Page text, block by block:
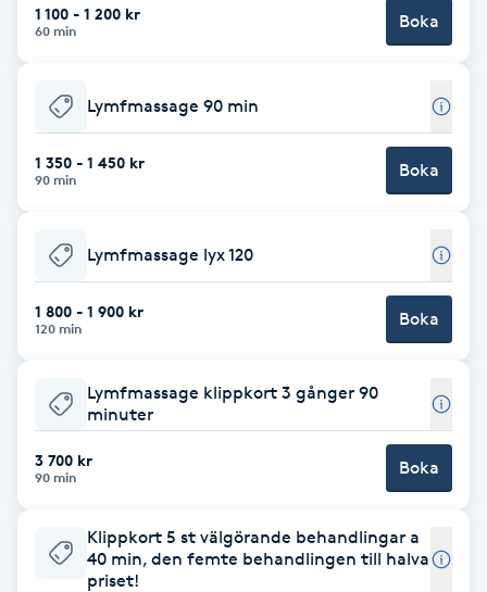
Damklippning
Dermapen
Extensions borttagning
Eyeliner-tatuering
Face framing
Faceliftmassage
1 100 - 1 200 kr
60 min Boka
Lymfmassage 90 min
1 350 - 1 450 kr
90 min Boka
Lymfmassage lyx 120
1 800 - 1 900 kr
120 min Boka
Lymfmassage klippkort 3 gånger 90
minuter
3 700 kr
90 min Boka
Klippkort 5 st välgörande behandlingar a
40 min, den femte behandlingen till halva
priset!